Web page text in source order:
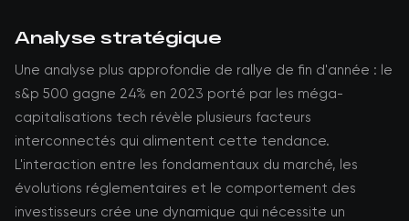
Analyse stratégique
Une analyse plus approfondie de rallye de fin d'année : le
s&p 500 gagne 24% en 2023 porté par les méga-
capitalisations tech révèle plusieurs facteurs
interconnectés qui alimentent cette tendance.
L'interaction entre les fondamentaux du marché, les
évolutions réglementaires et le comportement des
investisseurs crée une dynamique qui nécessite un